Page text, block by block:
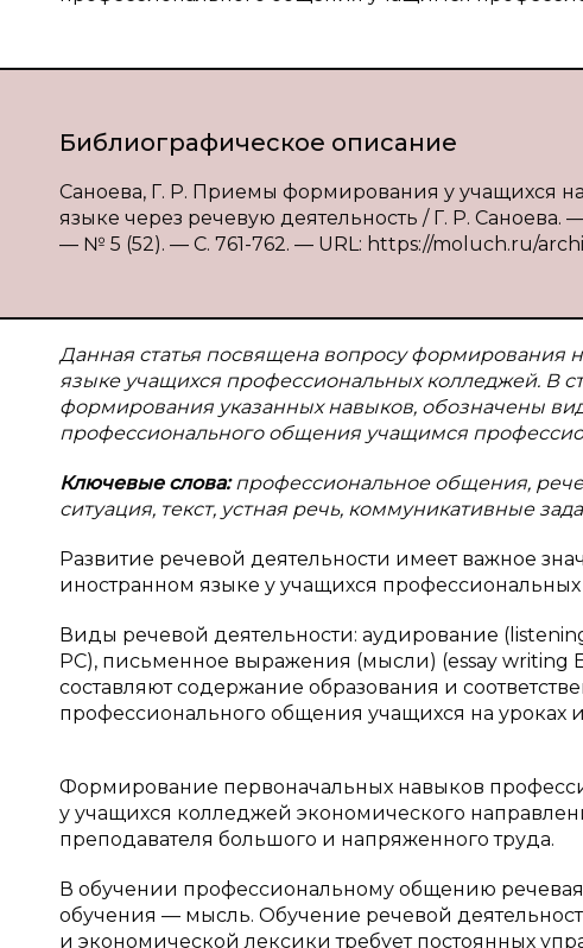
Библиографическое описание
Саноева, Г. Р. Приемы формирования у учащихся
языке через речевую деятельность / Г. Р.
— № 5 (52). — С. 761-762. — URL: https://moluch.ru/
Данная статья посвящена вопросу
языке учащихся профессиональных колледжей. В
формирования указанных навыков, обозначены
профессионального общения учащимся
Ключевые слова: профессиональное общения,
ситуация, текст, устная речь, коммуникативные
Развитие речевой деятельности имеет важное
иностранном языке у учащихся
Виды речевой деятельности: аудирование
PC), письменное выражения (мысли) (essay writing
составляют содержание образования и
профессионального общения учащихся на уроках
Формирование первоначальных навыков
у учащихся колледжей экономического
преподавателя большого и напряженного труда.
В обучении профессиональному общению речевая
обучения — мысль. Обучение речевой
и экономической лексики требует постоянных